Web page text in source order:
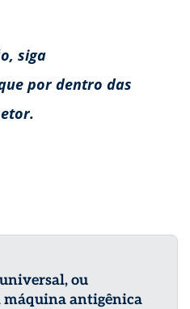
siga
por dentro das
ou
máquina antigênica